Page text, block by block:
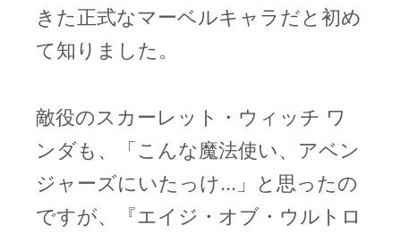
きた正式なマーベルキャラだと初め
て知りました。
敵役のスカーレット・ウィッチ ワ
ンダも、「こんな魔法使い、アベン
ジャーズにいたっけ…」と思ったの
ですが、『エイジ・オブ・ウルトロ